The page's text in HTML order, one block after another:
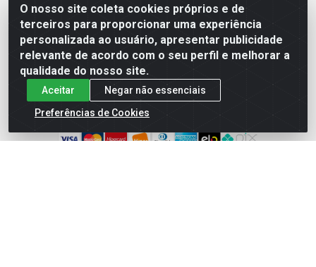
O nosso site coleta cookies próprios e de
terceiros para proporcionar uma experiência
personalizada ao usuário, apresentar publicidade
relevante de acordo com o seu perfil e melhorar a
qualidade do nosso site.
Aceitar
Negar não essenciais
Preferências de Cookies
Fale Conosco
Instagram
Facebook
Formas de Pagamento